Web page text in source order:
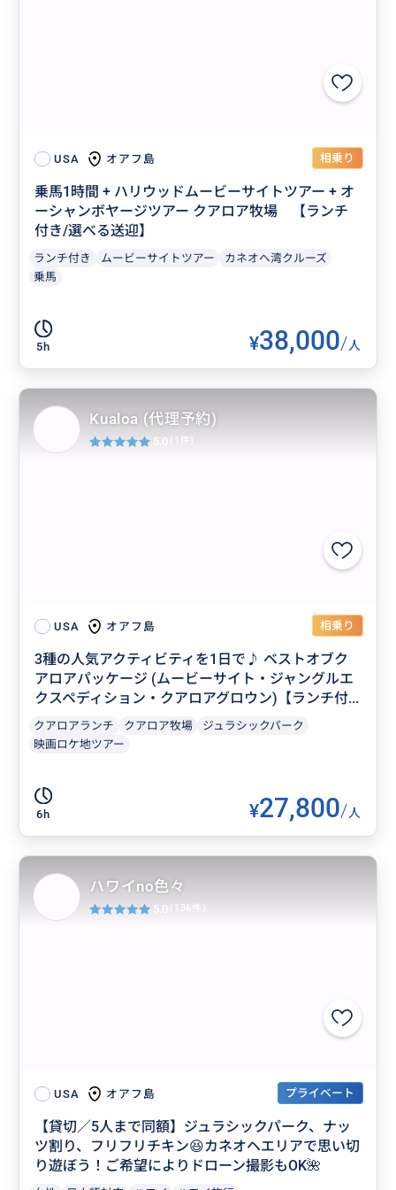
USA オアフ島 相乗り
乗馬1時間 + ハリウッドムービーサイトツアー + オ
ーシャンボヤージツアー クアロア牧場 【ランチ
付き/選べる送迎】
ランチ付き ムービーサイトツアー
カネオヘ湾クルーズ
乗馬
5h ¥38,000/人
USA オアフ島 相乗り
3種の人気アクティビティを1日で♪ ベストオブク
アロアパッケージ (ムービーサイト・ジャングルエ
クスペディション・クアロアグロウン)【ランチ付...
クアロアランチ クアロア牧場
ジュラシックパーク
映画ロケ地ツアー
6h ¥27,800/人
Kualoa (代理予約)
5.0 (1件)
USA オアフ島 プライベート
【貸切／5人まで同額】ジュラシックパーク、ナッ
ツ割り、フリフリチキン😆カネオヘエリアで思い切
り遊ぼう！ご希望によりドローン撮影もOK🌺
ハワイno色々
5.0 (136件)